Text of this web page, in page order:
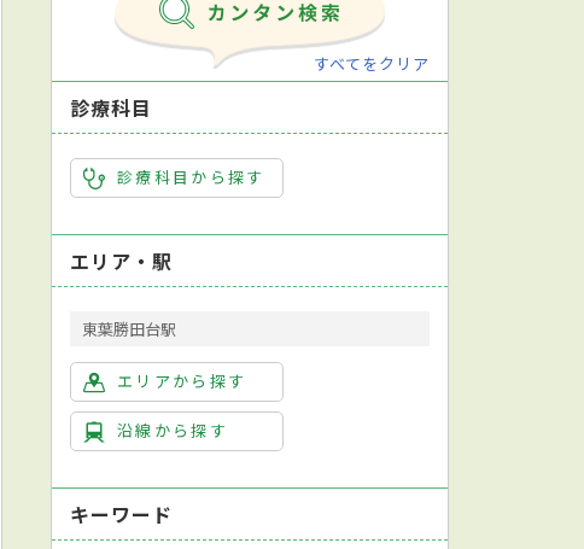
すべてをクリア
診療科目
診療科目から探す
エリア・駅
東葉勝田台駅
エリアから探す
沿線から探す
キーワード